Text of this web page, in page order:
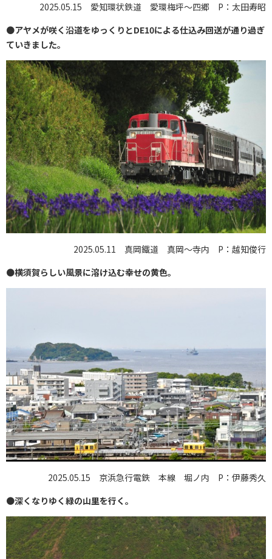
2025.05.15 愛知環状鉄道 愛環梅坪～四郷 P：太田寿昭
●アヤメが咲く沿道をゆっくりとDE10による仕込み回送が通り過ぎ
ていきました。
2025.05.11 真岡鐵道 真岡〜寺内 P：越知俊行
●横須賀らしい風景に溶け込む幸せの黄色。
2025.05.15 京浜急行電鉄 本線 堀ノ内 P：伊藤秀久
●深くなりゆく緑の山里を行く。